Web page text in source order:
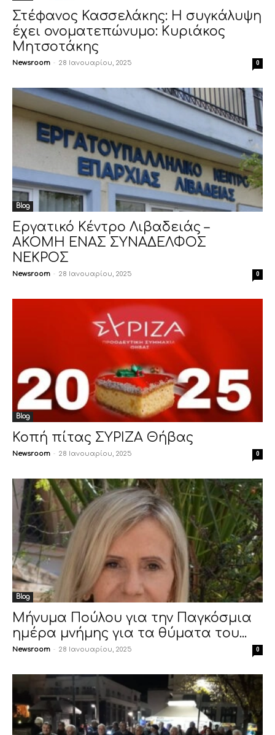
Στέφανος Κασσελάκης: Η συγκάλυψη
έχει ονοματεπώνυμο: Κυριάκος
Μητσοτάκης
Newsroom - 28 Ιανουαρίου, 2025 0
Blog
Εργατικό Κέντρο Λιβαδειάς –
ΑΚΟΜΗ ΕΝΑΣ ΣΥΝΑΔΕΛΦΟΣ
ΝΕΚΡΟΣ
Newsroom - 28 Ιανουαρίου, 2025 0
Blog
Κοπή πίτας ΣΥΡΙΖΑ Θήβας
Newsroom - 28 Ιανουαρίου, 2025 0
Blog
Μήνυμα Πούλου για την Παγκόσμια
ημέρα μνήμης για τα θύματα του...
Newsroom - 28 Ιανουαρίου, 2025 0